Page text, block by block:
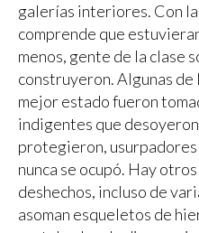
galerías interiores. Con
comprende que
menos, gente de la clase
construyeron. Algunas de
mejor estado fueron
indigentes que
protegieron,
nunca se ocupó. Hay
deshechos, incluso de
asoman esqueletos de